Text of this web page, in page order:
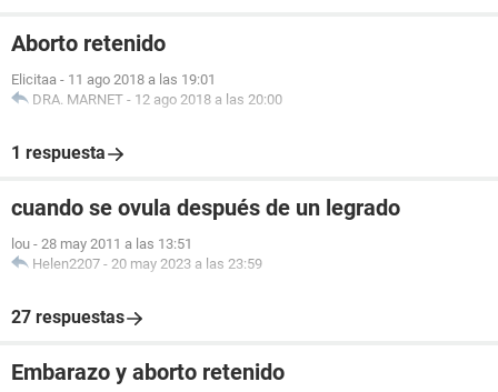
Aborto retenido
Elicitaa - 11 ago 2018 a las 19:01
DRA. MARNET - 12 ago 2018 a las 20:00
1 respuesta
cuando se ovula después de un legrado
lou - 28 may 2011 a las 13:51
Helen2207 - 20 may 2023 a las 23:59
27 respuestas
Embarazo y aborto retenido